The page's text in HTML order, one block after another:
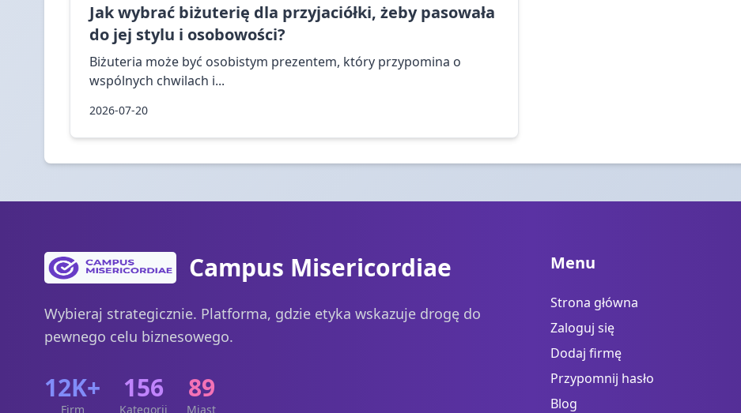
Jak wybrać biżuterię dla przyjaciółki, żeby pasowała
do jej stylu i osobowości?
Biżuteria może być osobistym prezentem, który przypomina o
wspólnych chwilach i...
2026-07-20
Campus Misericordiae
Wybieraj strategicznie. Platforma, gdzie etyka wskazuje drogę do
pewnego celu biznesowego.
12K+
Firm
156
Kategorii
89
Miast
Menu
Strona główna
Zaloguj się
Dodaj firmę
Przypomnij hasło
Blog